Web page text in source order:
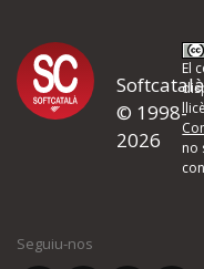
d'errors
Si heu trobat un error o
quina és la millora que
Softcatalà
© 1998-
2026
El
no
Seguiu-nos